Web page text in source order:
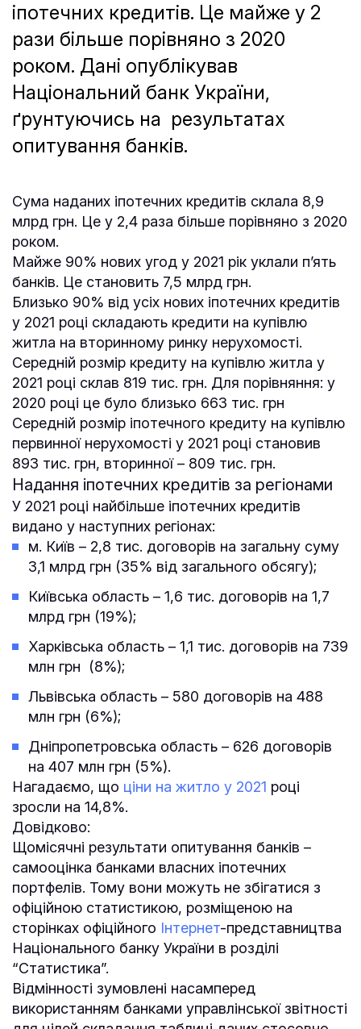
іпотечних кредитів. Це майже у 2
рази більше порівняно з 2020
роком. Дані опублікував
Національний банк України,
ґрунтуючись на результатах
опитування банків.
Сума наданих іпотечних кредитів склала 8,9
млрд грн. Це у 2,4 раза більше порівняно з 2020
роком.
Майже 90% нових угод у 2021 рік уклали п’ять
банків. Це становить 7,5 млрд грн.
Близько 90% від усіх нових іпотечних кредитів
у 2021 році складають кредити на купівлю
житла на вторинному ринку нерухомості.
Середній розмір кредиту на купівлю житла у
2021 році склав 819 тис. грн. Для порівняння: у
2020 році це було близько 663 тис. грн
Середній розмір іпотечного кредиту на купівлю
первинної нерухомості у 2021 році становив
893 тис. грн, вторинної – 809 тис. грн.
Надання іпотечних кредитів за регіонами
У 2021 році найбільше іпотечних кредитів
видано у наступних регіонах:
м. Київ – 2,8 тис. договорів на загальну суму
3,1 млрд грн (35% від загального обсягу);
Київська область – 1,6 тис. договорів на 1,7
млрд грн (19%);
Харківська область – 1,1 тис. договорів на 739
млн грн (8%);
Львівська область – 580 договорів на 488
млн грн (6%);
Дніпропетровська область – 626 договорів
на 407 млн грн (5%).
Нагадаємо, що ціни на житло у 2021 році
зросли на 14,8%.
Довідково:
Щомісячні результати опитування банків –
самооцінка банками власних іпотечних
портфелів. Тому вони можуть не збігатися з
офіційною статистикою, розміщеною на
сторінках офіційного Інтернет-представництва
Національного банку України в розділі
“Статистика”.
Відмінності зумовлені насамперед
використанням банками управлінської звітності